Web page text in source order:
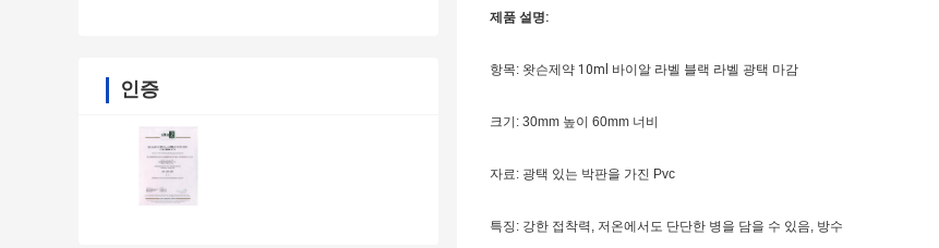
인증
제품 설명:
항목: 왓슨제약 10ml 바이알 라벨 블랙 라벨 광택 마감
크기: 30mm 높이 60mm 너비
자료: 광택 있는 박판을 가진 Pvc
특징: 강한 접착력, 저온에서도 단단한 병을 담을 수 있음, 방수